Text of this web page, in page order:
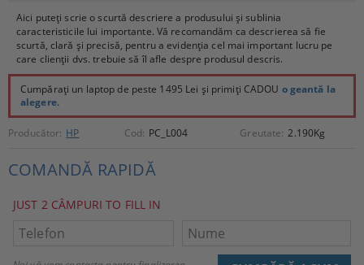
Aici puteți scrie o scurtă descriere a produsului și sublinia
caracteristicile lui importante. Vă recomandăm ca descrierea să fie
scurtă, clară și precisă, pentru a evidenția cel mai important lucru pe
care clienții dvs. trebuie să îl afle despre produsul descris.
Cumpărați un laptop de peste 1495 Lei și primiți CADOU o geantă la
alegere.
Producător: HP Cod: PC_L004 Greutate: 2.190Kg
COMANDĂ RAPIDĂ
JUST 2 CÂMPURI TO FILL IN